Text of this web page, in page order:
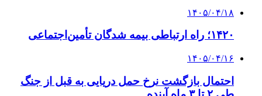
خرید ابزار آلات دستی و صنعتی زیر قیمت بازار؛
چطور ابزار اصل را با بهترین قیمت تهیه کنیم؟
4 هفته پیش
چرا انتخاب تامین‌کننده تجهیزات جوشکاری، کیفیت
پروژه را تعیین می‌کند؟